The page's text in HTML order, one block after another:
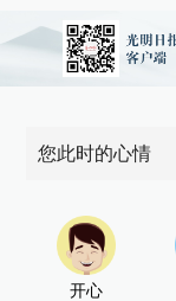
您此时的心情
开心